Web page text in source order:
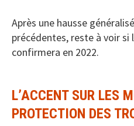
Après une hausse
précédentes, reste à voir si
confirmera en 2022.
L’ACCENT SUR LES
PROTECTION DES